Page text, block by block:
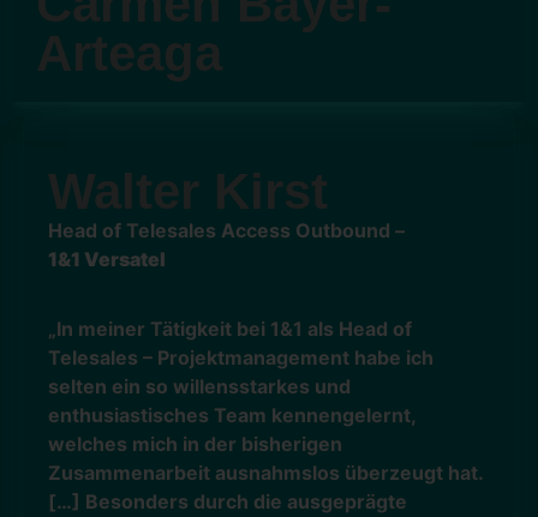
Arteaga
Walter Kirst
Head of Telesales Access Outbound –
1&1 Versatel
„In meiner Tätigkeit bei 1&1 als Head of
Telesales – Projektmanagement habe ich
selten ein so willensstarkes und
enthusiastisches Team kennengelernt,
welches mich in der bisherigen
Zusammenarbeit ausnahmslos überzeugt hat.
[…] Besonders durch die ausgeprägte